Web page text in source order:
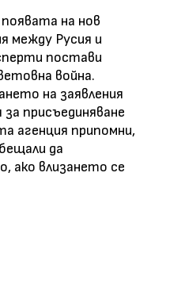
на нов
между Русия и
постави
война.
на заявления
присъединяване
агенция припомни,
да
ако влизането се